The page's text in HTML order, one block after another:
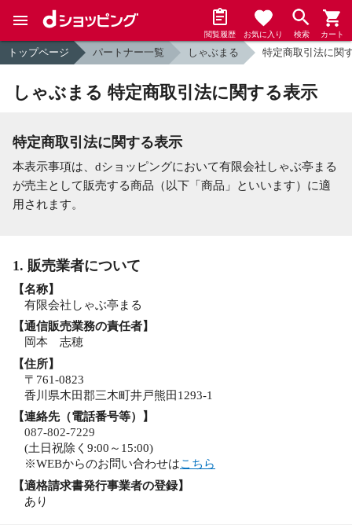
閲覧履歴 お気に入り 検索 カート
トップページ パートナー一覧 しゃぶまる 特定商取引法に関
しゃぶまる 特定商取引法に関する表示
特定商取引法に関する表示
本表示事項は、dショッピングにおいて有限会社しゃぶ亭まる
が売主として販売する商品（以下「商品」といいます）に適
用されます。
1. 販売業者について
【名称】
有限会社しゃぶ亭まる
【通信販売業務の責任者】
岡本 志穂
【住所】
〒761-0823
香川県木田郡三木町井戸熊田1293-1
【連絡先（電話番号等）】
087-802-7229
(土日祝除く9:00～15:00)
※WEBからのお問い合わせはこちら
【適格請求書発行事業者の登録】
あり